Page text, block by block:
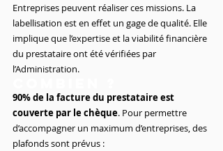
Entreprises peuvent réaliser ces missions. La
labellisation est en effet un gage de qualité. Elle
implique que l’expertise et la viabilité financière
du prestataire ont été vérifiées par
l’Administration.
90% de la facture du prestataire est
couverte par le chèque. Pour permettre
d’accompagner un maximum d’entreprises, des
plafonds sont prévus :